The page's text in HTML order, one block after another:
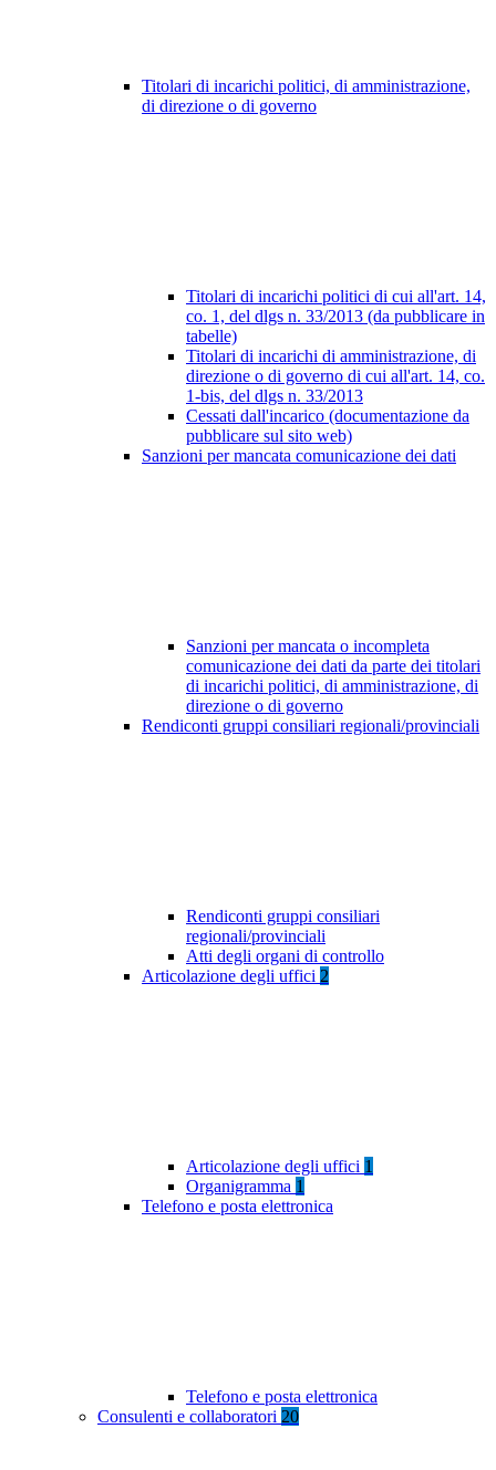
Titolari di incarichi politici, di amministrazione,
di direzione o di governo
Titolari di incarichi politici di cui all'art. 14,
co. 1, del dlgs n. 33/2013 (da pubblicare in
tabelle)
Titolari di incarichi di amministrazione, di
direzione o di governo di cui all'art. 14, co.
1-bis, del dlgs n. 33/2013
Cessati dall'incarico (documentazione da
pubblicare sul sito web)
Sanzioni per mancata comunicazione dei dati
Sanzioni per mancata o incompleta
comunicazione dei dati da parte dei titolari
di incarichi politici, di amministrazione, di
direzione o di governo
Rendiconti gruppi consiliari regionali/provinciali
Rendiconti gruppi consiliari
regionali/provinciali
Atti degli organi di controllo
Articolazione degli uffici 2
Articolazione degli uffici 1
Organigramma 1
Telefono e posta elettronica
Telefono e posta elettronica
Consulenti e collaboratori 20